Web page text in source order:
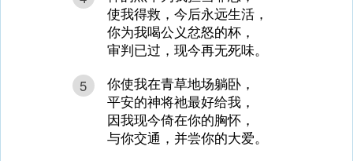
使我得救，今后永远生活，
你为我喝公义忿怒的杯，
审判已过，现今再无死味。
5
你使我在青草地场躺卧，
平安的神将祂最好给我，
因我现今倚在你的胸怀，
与你交通，并尝你的大爱。